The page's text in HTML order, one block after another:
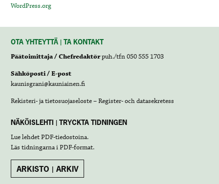
WordPress.org
OTA YHTEYTTÄ | TA KONTAKT
Päätoimittaja / Chefredaktörpuh./tfn 050 555 1703
Sähköposti / E-post
kaunisgrani@kauniainen.fi
Rekisteri- ja tietosuojaseloste – Register- och datasekretess
NÄKÖISLEHTI | TRYCKTA TIDNINGEN
Lue lehdetPDF-tiedostoina.
Läs tidningarna iPDF-format.
ARKISTO | ARKIV